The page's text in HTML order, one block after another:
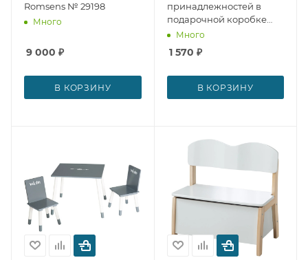
Romsens № 29198
Много
9 000 ₽
В КОРЗИНУ
принадлежностей в
подарочной коробке
НАБОР
предмета Brauberg №
Много
1 570 ₽
В КОРЗИНУ